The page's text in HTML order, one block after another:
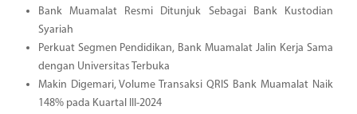
Bank Muamalat Resmi Ditunjuk Sebagai Bank Kustodian
Syariah
Perkuat Segmen Pendidikan, Bank Muamalat Jalin Kerja Sama
dengan Universitas Terbuka
Makin Digemari, Volume Transaksi QRIS Bank Muamalat Naik
148% pada Kuartal III-2024